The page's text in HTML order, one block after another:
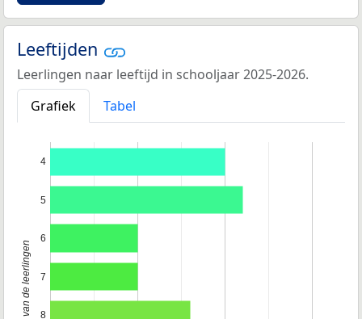
Leeftijden
Leerlingen naar leeftijd in schooljaar 2025-2026.
Grafiek
Tabel
4
5
6
7
8
Leeftijd van de leerlingen